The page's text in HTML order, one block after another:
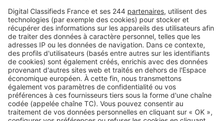
Retrouvez-nous sur …
A propos